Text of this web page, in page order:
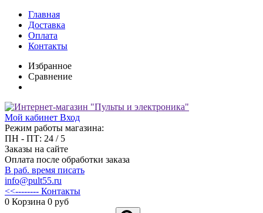
Главная
Доставка
Оплата
Контакты
Избранное
Сравнение
Мой кабинет Вход
Режим работы магазина:
ПН - ПТ: 24 / 5
Заказы на сайте
Оплата после обработки заказа
В раб. время писать
info@pult55.ru
<<-------- Контакты
0 Корзина 0 руб